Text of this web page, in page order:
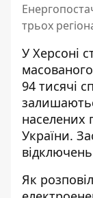
трьох
У Херсоні
94 тисячі
населених
України.
Як